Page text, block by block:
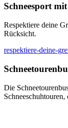
Schneesport
Respektiere deine
Rücksicht.
respektiere-deine-
Die